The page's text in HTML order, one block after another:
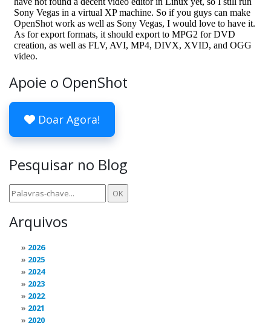
Apoie o OpenShot
Doar Agora!
Pesquisar no Blog
Arquivos
2026
2025
2024
2023
2022
2021
2020